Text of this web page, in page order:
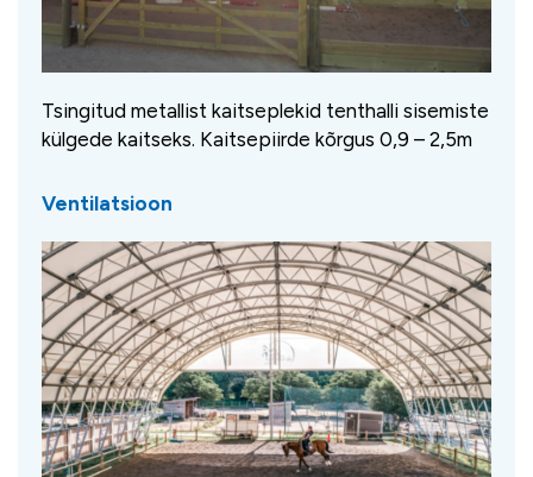
Tsingitud metallist kaitseplekid tenthalli sisemiste
külgede kaitseks. Kaitsepiirde kõrgus 0,9 – 2,5m
Ventilatsioon